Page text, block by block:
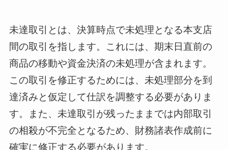
未達取引とは、決算時点で未処理となる本支店
間の取引を指します。これには、期末日直前の
商品の移動や資金決済の未処理が含まれます。
この取引を修正するためには、未処理部分を到
達済みと仮定して仕訳を調整する必要がありま
す。また、未達取引が残ったままでは内部取引
の相殺が不完全となるため、財務諸表作成前に
確実に修正する必要があります。